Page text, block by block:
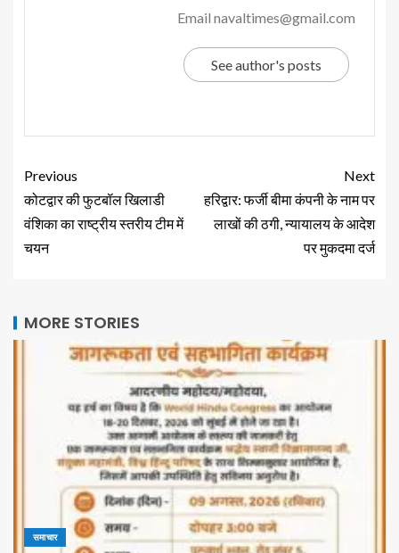
Email navaltimes@gmail.com
See author's posts
Previous
कोटद्वार की फुटबॉल खिलाडी
वंशिका का राष्ट्रीय स्तरीय टीम में
चयन
Next
हरिद्वार: फर्जी बीमा कंपनी के नाम पर
लाखों की ठगी, न्यायालय के आदेश
पर मुकदमा दर्ज
MORE STORIES
समाचार